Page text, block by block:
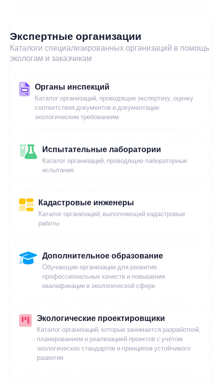
Экспертные организации
Каталоги специализированных организаций в помощь
экологам и заказчикам
Органы инспекций
Каталог организаций, проводящие экспертизу, оценку
соответствия документов и документации
экологическим требованиям
Испытательные лаборатории
Каталог организаций, проводящие лабораторные
испытания
Кадастровые инженеры
Каталог организаций, выполняющий кадастровые
работы
Дополнительное образование
Обучающие организации для развития
профессиональных качеств и повышения
квалификации в экологической сфере
Экологические проектировщики
Каталог организаций, которые занимается разработкой,
планированием и реализацией проектов с учётом
экологических стандартов и принципов устойчивого
развития